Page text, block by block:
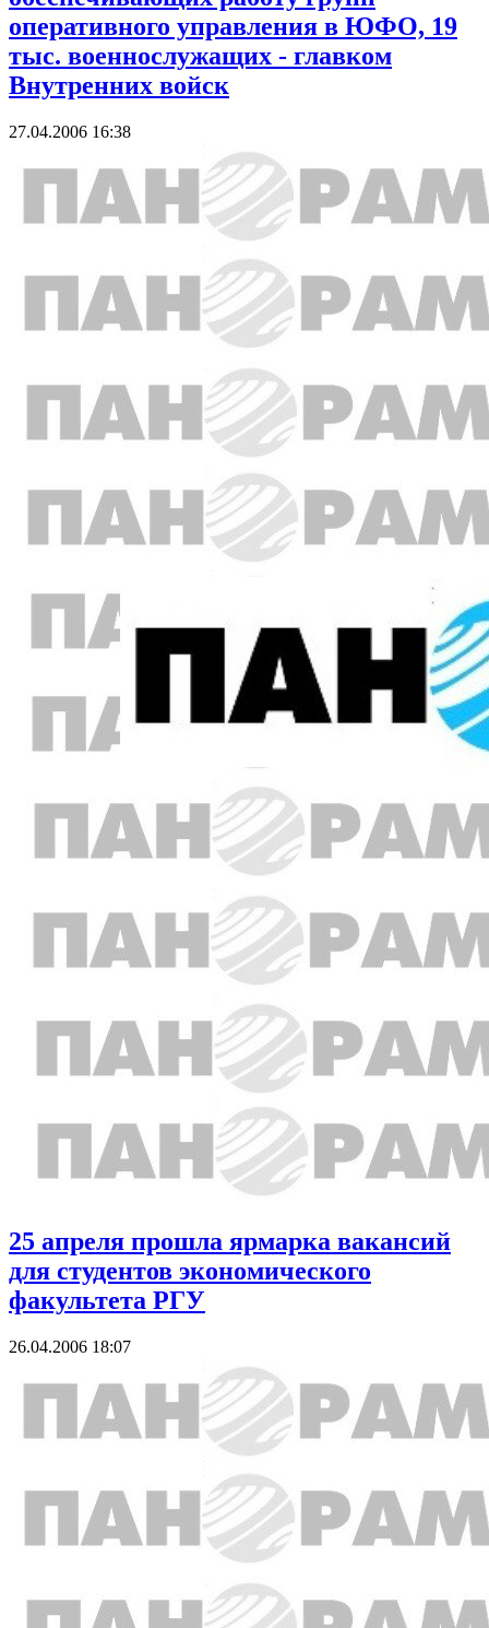
оперативного управления в ЮФО, 19
тыс. военнослужащих - главком
Внутренних войск
27.04.2006 16:38
25 апреля прошла ярмарка вакансий
для студентов экономического
факультета РГУ
26.04.2006 18:07